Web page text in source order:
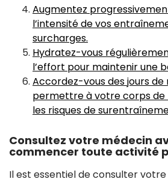
Augmentez
l’intensité de vos
surcharges.
Hydratez-vous
l’effort pour maintenir une
Accordez-vous des jours
permettre à votre corps
les risques de
Consultez votre médecin
commencer toute activité
Il est essentiel de consulter